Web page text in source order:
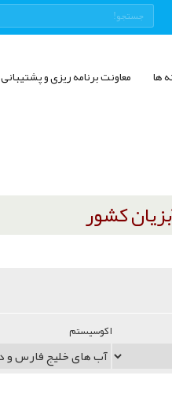
ها معاونت برنامه ریزی و پشتیبانی
کشور
اکوسیستم